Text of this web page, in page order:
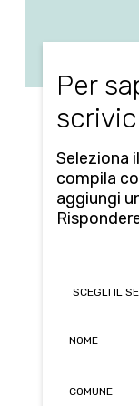
Per
Seleziona
compila
aggiungi